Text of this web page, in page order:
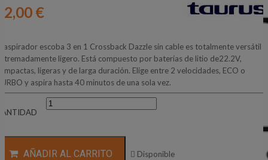
€
aspirador escoba 3 en 1 Crossback Dazzle sin cable es totalmente versátil y
ligero. Está compuesto por baterías de litio de22.2V,
ligeras y de larga duración. Elige entre 2 velocidades, ECO o
y aspira hasta 40 minutos de una sola vez.
AÑADIR AL CARRITO  Disponible